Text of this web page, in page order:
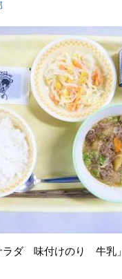
ラダ 味付けのり 牛乳」